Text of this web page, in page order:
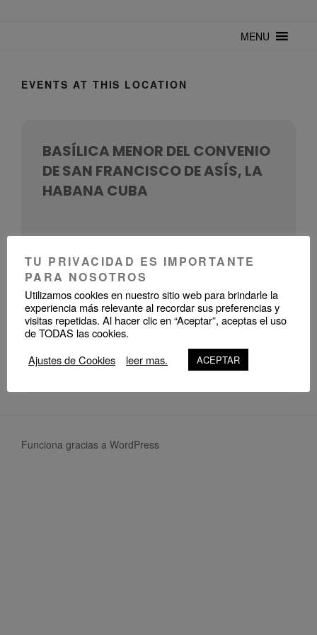
mantenerte actualizado sobre Cuba y sus artistas. Noticias, eventos y
MENU
EVENTS AT THIS LOCATION
BASÍLICA MENOR DEL CONVENIO
DE SAN FRANCISCO DE ASÍS, LA
HABANA CUBA
UPCOMING EVENTS
Funciona gracias a WordPress
TU PRIVACIDAD ES IMPORTANTE
PARA NOSOTROS
Utilizamos cookies en nuestro sitio web para brindarle la
experiencia más relevante al recordar sus preferencias y
visitas repetidas. Al hacer clic en “Aceptar”, aceptas el uso
de TODAS las cookies.
Ajustes de Cookies
leer mas. ACEPTAR